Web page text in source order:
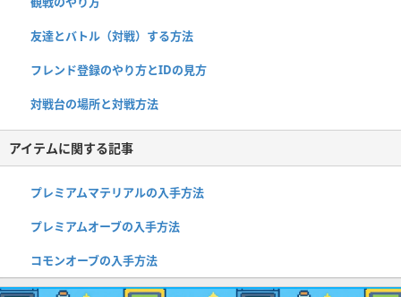
友達とバトル（対戦）する方法
フレンド登録のやり方とIDの見方
対戦台の場所と対戦方法
アイテムに関する記事
プレミアムマテリアルの入手方法
プレミアムオーブの入手方法
コモンオーブの入手方法